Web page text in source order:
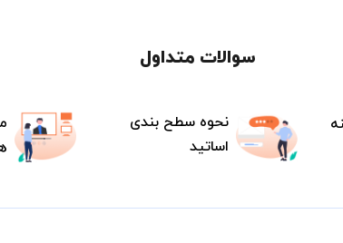
سوالات متداول
نحوه سطح بندی
اساتید